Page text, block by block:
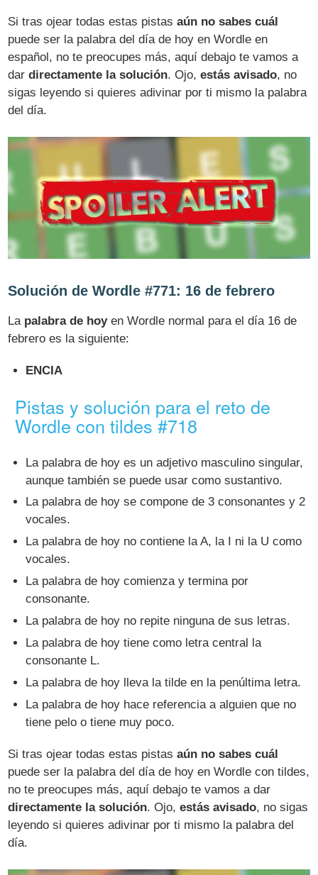
Si tras ojear todas estas pistasaún no sabes cuál
puede ser la palabra del día de hoy en Wordle en
español, no te preocupes más, aquí debajo te vamos a
dardirectamente la solución. Ojo,estás avisado, no
sigas leyendo si quieres adivinar por ti mismo la palabra
del día.
Solución de Wordle #771: 16 de febrero
La palabra de hoyen Wordle normal para el día 16 de
febrero es la siguiente:
ENCIA
Pistas y solución para el reto de
Wordle con tildes #718
La palabra de hoy es un adjetivo masculino singular,
aunque también se puede usar como sustantivo.
La palabra de hoy se compone de 3 consonantes y 2
vocales.
La palabra de hoy no contiene la A, la I ni la U como
vocales.
La palabra de hoy comienza y termina por
consonante.
La palabra de hoy no repite ninguna de sus letras.
La palabra de hoy tiene como letra central la
consonante L.
La palabra de hoy lleva la tilde en la penúltima letra.
La palabra de hoy hace referencia a alguien que no
tiene pelo o tiene muy poco.
Si tras ojear todas estas pistasaún no sabes cuál
puede ser la palabra del día de hoy en Wordle con tildes,
no te preocupes más, aquí debajo te vamos a dar
directamente la solución. Ojo,estás avisado, no sigas
leyendo si quieres adivinar por ti mismo la palabra del
día.